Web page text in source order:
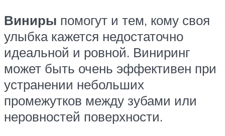
Виниры помогут и тем, кому своя
улыбка кажется недостаточно
идеальной и ровной. Виниринг
может быть очень эффективен при
устранении небольших
промежутков между зубами или
неровностей поверхности.